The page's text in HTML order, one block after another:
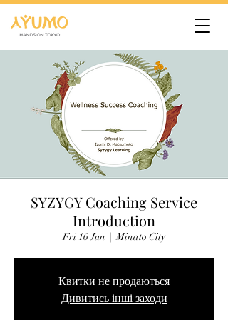
SYZYGY Coaching Service
Introduction
Fri 16 Jun
  |
Minato City
Квитки не продаються
Дивитись інші заходи